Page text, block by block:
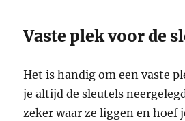
Vaste plek voor de
Het is handig om een vaste
je altijd de sleutels
zeker waar ze liggen en hoef